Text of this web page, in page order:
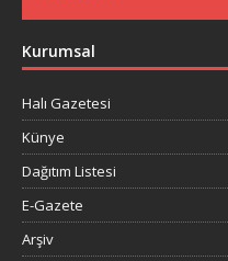
Kurumsal
Halı Gazetesi
Künye
Dağıtım Listesi
E-Gazete
Arşiv